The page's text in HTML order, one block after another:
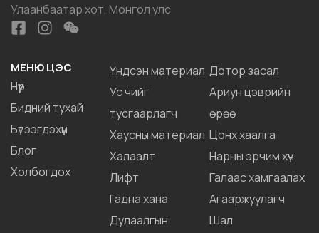
Улаанбаатар хот, Монгол улс
МЕНЮ ЦЭС
Нүүр
Бидний тухай
Бүтээгдэхүүн
Блог
Холбогдох
Үндсэн материал
Ус чийг
тусгаарлагч
Хаусны материал
Халаалт
Лифт
Гадна хана
Дулаалгын
Дотор засал
Ариун цэврийн
өрөө
Цонх хаалга
Нарны эрчим хүч
Галаас хамгаалах
Агааржуулагч
Шал